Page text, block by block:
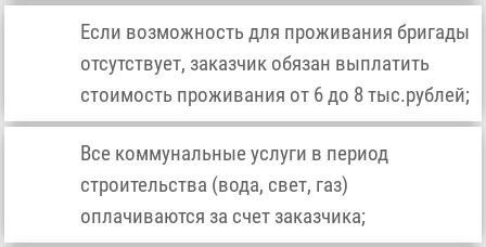
Если возможность для проживания бригады
отсутствует, заказчик обязан выплатить
стоимость проживания от 6 до 8 тыс.рублей;
Все коммунальные услуги в период
строительства (вода, свет, газ)
оплачиваются за счет заказчика;